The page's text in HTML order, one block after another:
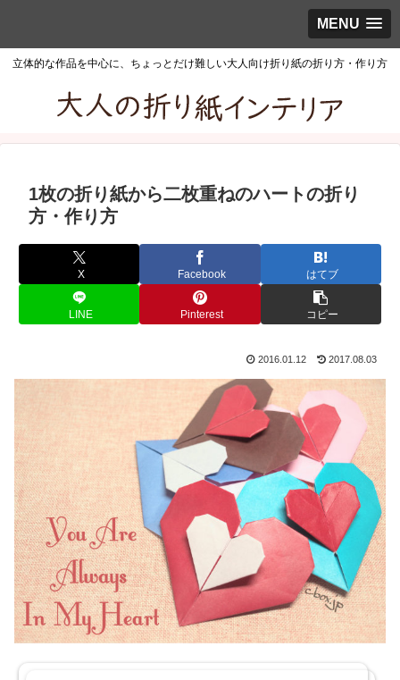
MENU
立体的な作品を中心に、ちょっとだけ難しい大人向け折り紙の折り方・作り方
1枚の折り紙から二枚重ねのハートの折り
方・作り方
X Facebook はてブ
LINE Pinterest コピー
2016.01.12 2017.08.03